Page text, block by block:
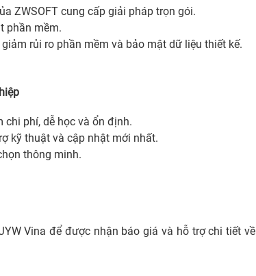
ZWSOFT cung cấp giải pháp trọn gói.
phần mềm.
rủi ro phần mềm và bảo mật dữ liệu thiết kế.
chi phí, dễ học và ổn định.
kỹ thuật và cập nhật mới nhất.
thông minh.
Vina để được nhận báo giá và hỗ trợ chi tiết về